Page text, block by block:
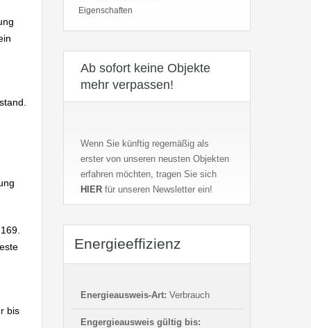
bis
Eigenschaften
Ab sofort keine Objekte
mehr verpassen!
Wenn Sie künftig regemäßig als
erster von unseren neusten Objekten
erfahren möchten, tragen Sie sich
HIER für unseren Newsletter ein!
Energieeffizienz
Energieausweis-Art: Verbrauch
Engergieausweis gültig bis: